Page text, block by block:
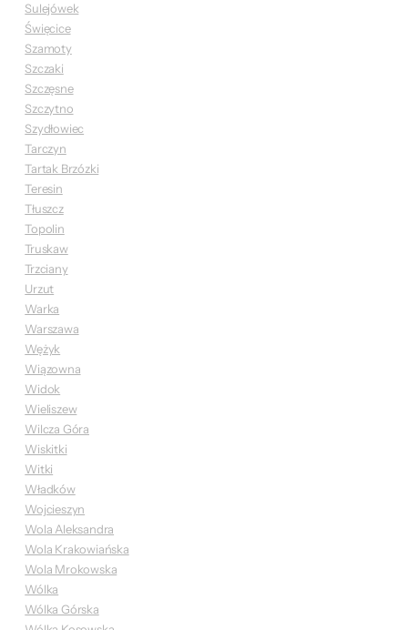
Sulejówek
Święcice
Szamoty
Szczaki
Szczęsne
Szczytno
Szydłowiec
Tarczyn
Tartak Brzózki
Teresin
Tłuszcz
Topolin
Truskaw
Trzciany
Urzut
Warka
Warszawa
Wężyk
Wiązowna
Widok
Wieliszew
Wilcza Góra
Wiskitki
Witki
Władków
Wojcieszyn
Wola Aleksandra
Wola Krakowiańska
Wola Mrokowska
Wólka
Wólka Górska